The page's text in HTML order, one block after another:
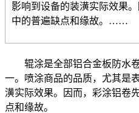
影响到设备的装潢实际效果
中的普遍缺点和缘故。……
辊涂是全部铝合金板防水
一。喷涂商品的品质，尤其是
潢实际效果。因而，彩涂铝卷
点和缘故。